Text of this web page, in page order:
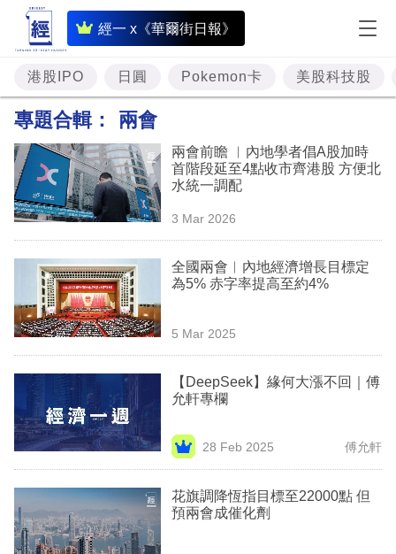
經一 x《華爾街日報》
即
時
財
經
題
投
資
樓
市
理
業
科
技
職
場
港股IPO 日圓 Pokemon卡 美股科技股
專題合輯： 兩會
兩會前瞻 ︳內地學者倡A股加時
首階段延至4點收市齊港股 方便北
水統一調配
3 Mar 2026
全國兩會︳內地經濟增長目標定
為5% 赤字率提高至約4%
5 Mar 2025
【DeepSeek】緣何大漲不回｜傅
允軒專欄
28 Feb 2025 傅允軒
花旗調降恆指目標至22000點 但
預兩會成催化劑